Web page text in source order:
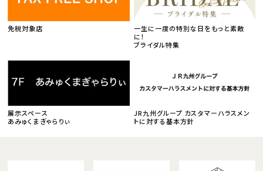
免税対象店
一生に一度の特別な日をもっと素敵
に！
ブライダル特集
展示スペース
あみゅくまぎゃらりぃ
JR九州グループ カスタマーハラスメン
トに対する基本方針